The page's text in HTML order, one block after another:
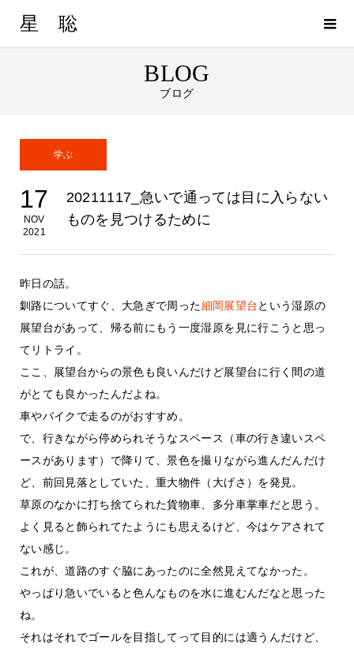
星 聡
BLOG
ブログ
学ぶ
17
NOV
2021
20211117_急いで通っては目に入らない
ものを見つけるために
昨日の話。
釧路についてすぐ、大急ぎで周った細岡展望台という湿原の
展望台があって、帰る前にもう一度湿原を見に行こうと思っ
てリトライ。
ここ、展望台からの景色も良いんだけど展望台に行く間の道
がとても良かったんだよね。
車やバイクで走るのがおすすめ。
で、行きながら停められそうなスペース（車の行き違いスペ
ースがあります）で降りて、景色を撮りながら進んだんだけ
ど、前回見落としていた、重大物件（大げさ）を発見。
草原のなかに打ち捨てられた貨物車、多分車掌車だと思う。
よく見ると飾られてたようにも思えるけど、今はケアされて
ない感じ。
これが、道路のすぐ脇にあったのに全然見えてなかった。
やっぱり急いでいると色んなものを水に進むんだなと思った
ね。
それはそれでゴールを目指してって目的には適うんだけど、